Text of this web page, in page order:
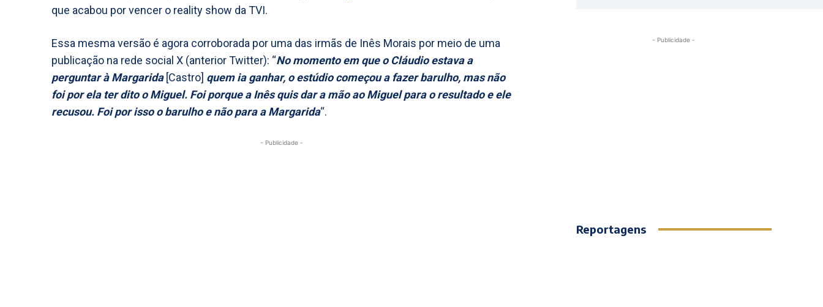
que acabou por vencer o reality show da TVI.
Essa mesma versão é agora corroborada por uma das irmãs de Inês Morais por meio de uma
publicação na rede social X (anterior Twitter): “No momento em que o Cláudio estava a
perguntar à Margarida [Castro] quem ia ganhar, o estúdio começou a fazer barulho, mas não
foi por ela ter dito o Miguel. Foi porque a Inês quis dar a mão ao Miguel para o resultado e ele
recusou. Foi por isso o barulho e não para a Margarida“.
- Publicidade -
- Publicidade -
Reportagens